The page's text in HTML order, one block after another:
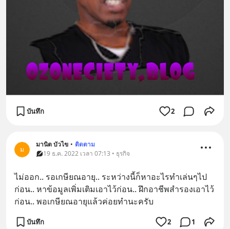
บันทึก 2
ม
มานิต บัวไข • ติดตาม
19 ธ.ค. 2022 เวลา 07:13 • ธุรกิจ
ไม่​ออก.. รอเกษียณอายุ.. ระหว่าง​นี้​ก็​หา​อะไร​ทำ​เล่น​ๆ​ไป​
ก่อน.. หา​ข้อมูล​เพิ่มเติม​เอา​ไว้​ก่อน.. ฝึก​อาชีพ​สำรอง​เอา​ไว้​
ก่อน.. พอเกษียณอายุ​แล้ว​ค่อย​ทำ​นะ​ครับ​
บันทึก 2 1